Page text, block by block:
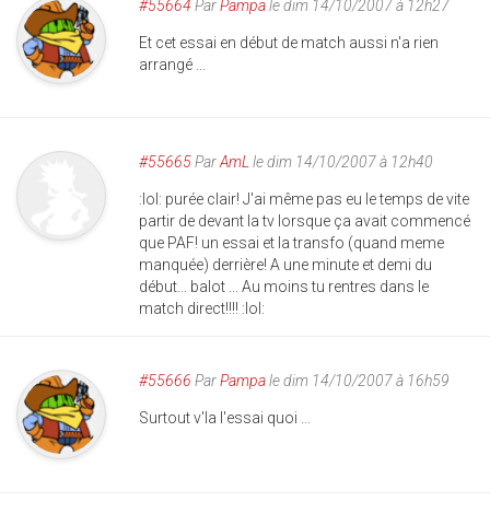
#55664 ParPampale dim 14/10/2007 à 12h27
Et cet essai en début de match aussi n'a rien
arrangé ...
#55665ParAmL le dim 14/10/2007 à 12h40
:lol: purée clair! J'ai même pas eu le temps de vite
partir de devant la tv lorsque ça avait commencé
que PAF! un essai et la transfo (quand meme
manquée) derrière! A une minute et demi du
début... balot ... Au moins tu rentres dans le
match direct!!!! :lol:
#55666 ParPampale dim 14/10/2007 à 16h59
Surtout v'la l'essai quoi ...